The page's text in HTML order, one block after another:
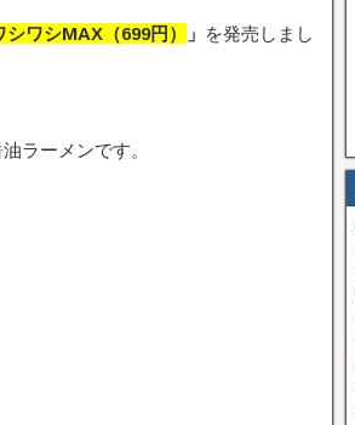
ワシMAX（699円） 」 を発売しまし
ラーメンです。